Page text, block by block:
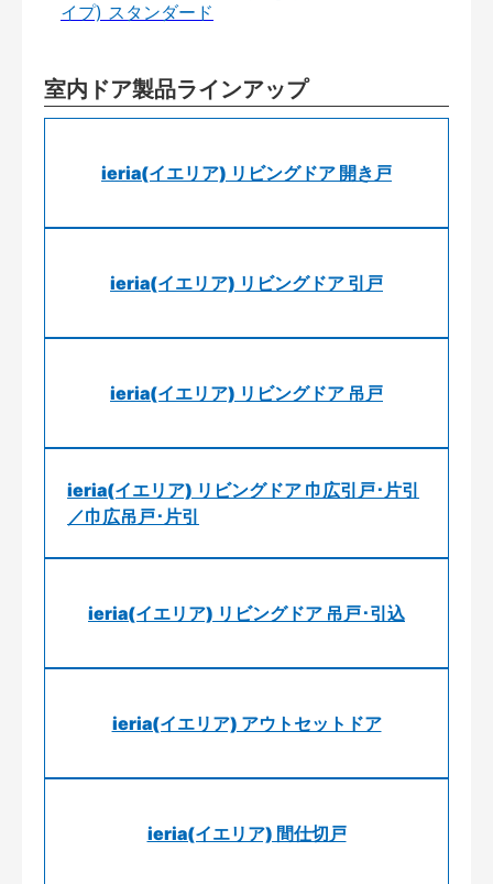
イプ) スタンダード
室内ドア製品ラインアップ
ieria(イエリア) リビングドア 開き戸
ieria(イエリア) リビングドア 引戸
ieria(イエリア) リビングドア 吊戸
ieria(イエリア) リビングドア 巾広引戸･片引
／巾広吊戸･片引
ieria(イエリア) リビングドア 吊戸･引込
ieria(イエリア) アウトセットドア
ieria(イエリア) 間仕切戸